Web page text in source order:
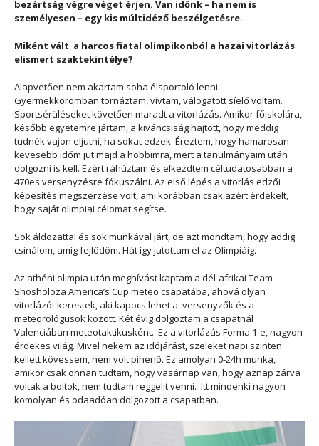
bezártság végre véget érjen. Van időnk – ha nem is
személyesen – egy kis múltidéző beszélgetésre.
Miként vált a harcos fiatal olimpikonból a hazai vitorlázás
elismert szaktekintélye?
Alapvetően nem akartam soha élsportoló lenni.
Gyermekkoromban tornáztam, vívtam, válogatott síelő voltam.
Sportsérüléseket követően maradt a vitorlázás. Amikor főiskolára,
később egyetemre jártam, a kiváncsiság hajtott, hogy meddig
tudnék vajon eljutni, ha sokat edzek. Éreztem, hogy hamarosan
kevesebb időm jut majd a hobbimra, mert a tanulmányaim után
dolgozni is kell. Ezért ráhúztam és elkezdtem céltudatosabban a
470es versenyzésre fókuszálni. Az első lépés a vitorlás edzői
képesítés megszerzése volt, ami korábban csak azért érdekelt,
hogy saját olimpiai célomat segítse.
Sok áldozattal és sok munkával járt, de azt mondtam, hogy addig
csinálom, amíg fejlődöm. Hát így jutottam el az Olimpiáig.
Az athéni olimpia után meghívást kaptam a dél-afrikai Team
Shosholoza America’s Cup meteo csapatába, ahová olyan
vitorlázót kerestek, aki kapocs lehet a versenyzők és a
meteorológusok között. Két évig dolgoztam a csapatnál
Valenciában meteotaktikusként. Ez a vitorlázás Forma 1-e, nagyon
érdekes világ. Mivel nekem az időjárást, szeleket napi szinten
kellett kövessem, nem volt pihenő. Ez amolyan 0-24h munka,
amikor csak onnan tudtam, hogy vasárnap van, hogy aznap zárva
voltak a boltok, nem tudtam reggelit venni. Itt mindenki nagyon
komolyan és odaadóan dolgozott a csapatban.